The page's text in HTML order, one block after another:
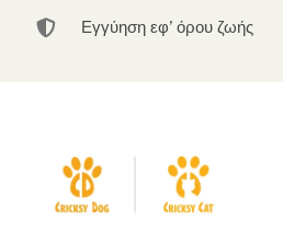
 Εγγύηση εφ’ όρου ζωής